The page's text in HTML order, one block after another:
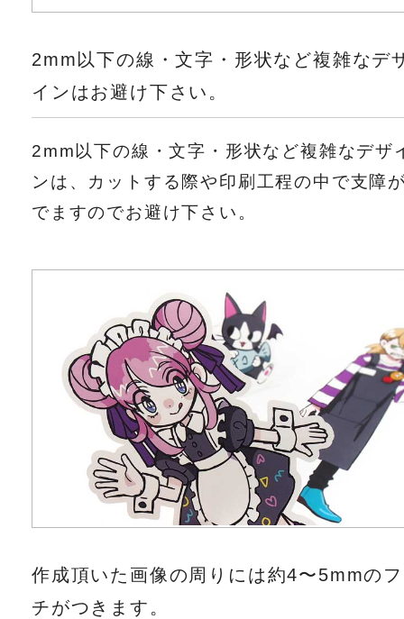
2mm以下の線・文字・形状など複雑なデ
インはお避け下さい。
2mm以下の線・文字・形状など複雑なデザ
ンは、カットする際や印刷工程の中で支障
でますのでお避け下さい。
作成頂いた画像の周りには約4〜5mmのフ
チがつきます。